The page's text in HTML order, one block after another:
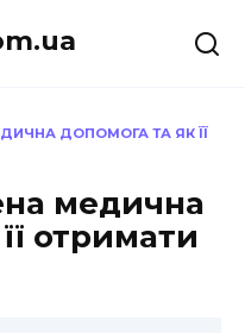
ДОПОМОГА ТА ЯК ЇЇ
медична
отримати